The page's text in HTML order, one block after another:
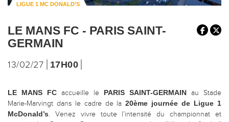
LIGUE 1 MC DONALD’S
LE MANS FC - PARIS SAINT-
GERMAIN
13/02/27 17H00
LE MANS FC accueille le PARIS SAINT-GERMAIN au Stade
Marie-Marvingt dans le cadre de la20ème journée de Ligue 1
McDonald’s. Venez vivre toute l’intensité du championnat et